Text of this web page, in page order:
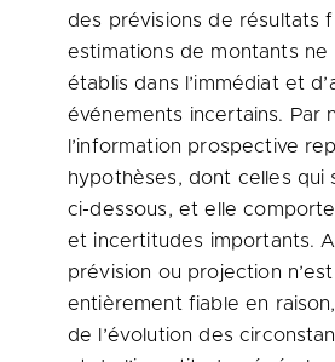
des prévisions de résultats
estimations de montants ne
établis dans l’immédiat et
événements incertains. Par
l’information prospective
hypothèses, dont celles qui
ci-dessous, et elle
et incertitudes importants.
prévision ou projection
entièrement fiable en
de l’évolution des